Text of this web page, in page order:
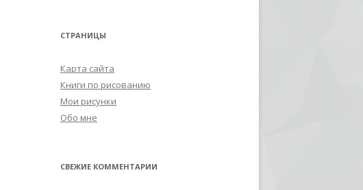
СТРАНИЦЫ
Карта сайта
Книги по рисованию
Мои рисунки
Обо мне
СВЕЖИЕ КОММЕНТАРИИ